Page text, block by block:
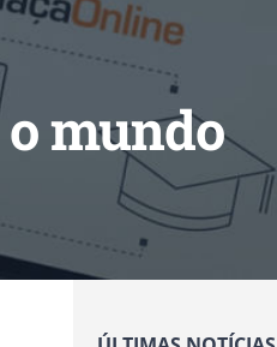
mundo